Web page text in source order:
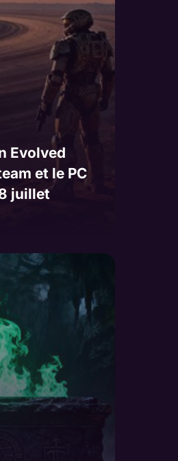
Evolved
et le PC
juillet